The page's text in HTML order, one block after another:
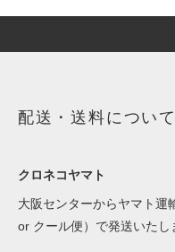
配送・送料について
クロネコヤマト
大阪センターからヤマト運
or クール便）で発送いたし